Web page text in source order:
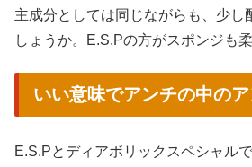
主成分としては同じながらも、少し
しょうか。E.S.Pの方がスポンジも
いい意味でアンチの中の
E.S.Pとディアボリックスペシャル